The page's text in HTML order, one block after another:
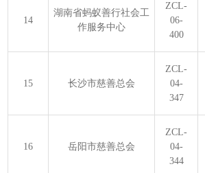
14
湖南省蚂蚁善行社会工
作服务中心
ZCL-
06-
400
15 长沙市慈善总会
ZCL-
04-
347
16 岳阳市慈善总会
ZCL-
04-
344